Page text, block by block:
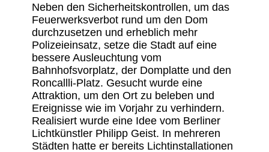
Neben den Sicherheitskontrollen, um das
Feuerwerksverbot rund um den Dom
durchzusetzen und erheblich mehr
Polizeieinsatz, setze die Stadt auf eine
bessere Ausleuchtung vom
Bahnhofsvorplatz, der Domplatte und den
Roncallli-Platz. Gesucht wurde eine
Attraktion, um den Ort zu beleben und
Ereignisse wie im Vorjahr zu verhindern.
Realisiert wurde eine Idee vom Berliner
Lichtkünstler Philipp Geist. In mehreren
Städten hatte er bereits Lichtinstallationen